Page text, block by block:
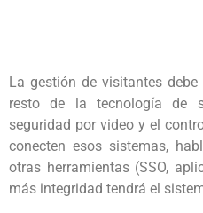
La gestión de visitantes
resto de la tecnología de
seguridad por video y el
conecten esos sistemas,
otras herramientas (SSO,
más integridad tendrá el